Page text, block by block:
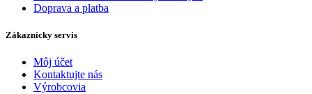
Doprava a platba
Zákaznícky servis
Môj účet
Kontaktujte nás
Výrobcovia